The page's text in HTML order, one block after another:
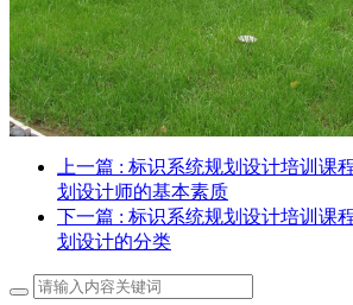
上一篇 : 标识系统规划设计培训课
划设计师的基本素质
下一篇 : 标识系统规划设计培训课
划设计的分类